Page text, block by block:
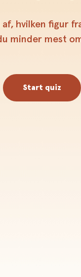
hvilken figur
minder mest
Start quiz